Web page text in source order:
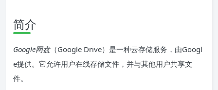
简介
Google网盘（Google Drive）是一种云存储服务，由Googl
e提供。它允许用户在线存储文件，并与其他用户共享文
件。